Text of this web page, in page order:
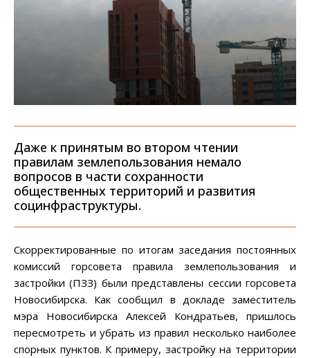
Даже к принятым во втором чтении
правилам землепользования немало
вопросов в части сохранности
общественных территорий и развития
социнфраструктуры.
Скорректированные по итогам заседания постоянных
комиссий горсовета правила землепользования и
застройки (ПЗЗ) были представлены сессии горсовета
Новосибирска. Как сообщил в докладе заместитель
мэра Новосибирска Алексей Кондратьев, пришлось
пересмотреть и убрать из правил несколько наиболее
спорных пунктов. К примеру, застройку на территории